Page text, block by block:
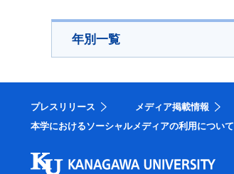
年別一覧
プレスリリース メディア掲載情報
本学におけるソーシャルメディアの利用について